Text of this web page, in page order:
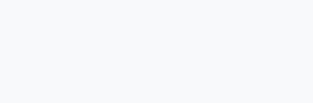
EaseUS Vocal Remover 免費線上
3 個超值 MHN 飛人工具分享~~
小體積 40000mAh 超大容量 一次
97.3% 恢復率，資料救援就是這麼